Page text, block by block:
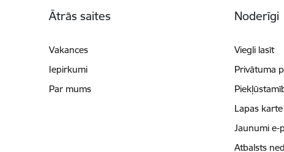
Ātrās saites
Vakances
Iepirkumi
Par mums
Noderīgi
Viegli lasīt
Privātuma
Lapas karte
Jaunumi e-
Atbalsts